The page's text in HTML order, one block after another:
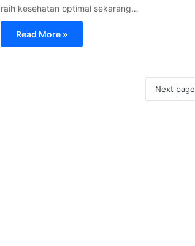
raih kesehatan optimal sekarang…
Read More »
Next page